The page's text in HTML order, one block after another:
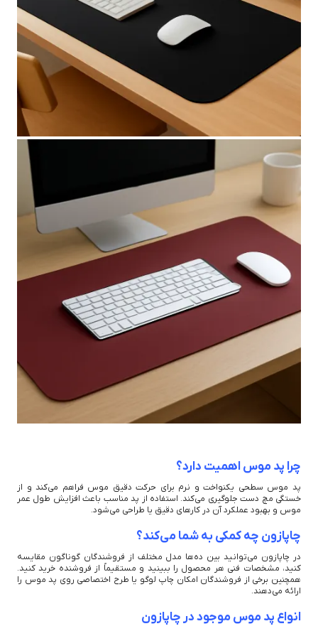
چرا پد موس اهمیت دارد؟
پد موس سطحی یکنواخت و نرم برای حرکت دقیق موس فراهم می‌کند و از
خستگی مچ دست جلوگیری می‌کند. استفاده از پد مناسب باعث افزایش طول عمر
موس و بهبود عملکرد آن در کارهای دقیق یا طراحی می‌شود.
چاپازون چه کمکی به شما می‌کند؟
در چاپازون می‌توانید بین ده‌ها مدل مختلف از فروشندگان گوناگون مقایسه
کنید، مشخصات فنی هر محصول را ببینید و مستقیماً از فروشنده خرید کنید.
همچنین برخی از فروشندگان امکان چاپ لوگو یا طرح اختصاصی روی پد موس را
ارائه می‌دهند.
انواع پد موس موجود در چاپازون